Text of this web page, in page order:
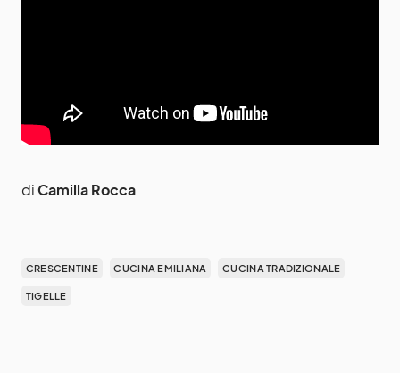
diCamilla Rocca
CRESCENTINE CUCINA EMILIANA CUCINA TRADIZIONALE
TIGELLE